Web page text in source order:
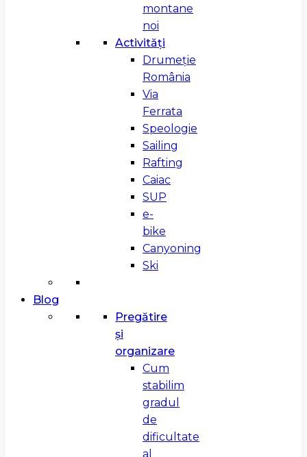
montane
noi
Activități
Drumeție
România
Via
Ferrata
Speologie
Sailing
Rafting
Caiac
SUP
e-
bike
Canyoning
Ski
Blog
Pregătire
și
organizare
Cum
stabilim
gradul
de
dificultate
al